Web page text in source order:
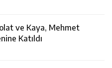
ve Kaya, Mehmet
Katıldı